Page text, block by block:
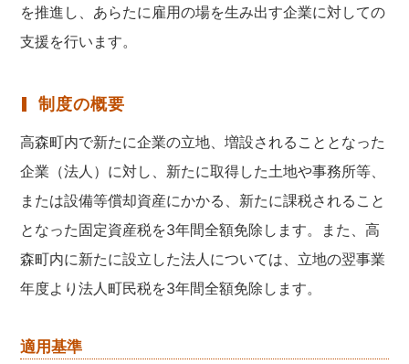
を推進し、あらたに雇用の場を生み出す企業に対しての
支援を行います。
制度の概要
高森町内で新たに企業の立地、増設されることとなった
企業（法人）に対し、新たに取得した土地や事務所等、
または設備等償却資産にかかる、新たに課税されること
となった固定資産税を3年間全額免除します。また、高
森町内に新たに設立した法人については、立地の翌事業
年度より法人町民税を3年間全額免除します。
適用基準